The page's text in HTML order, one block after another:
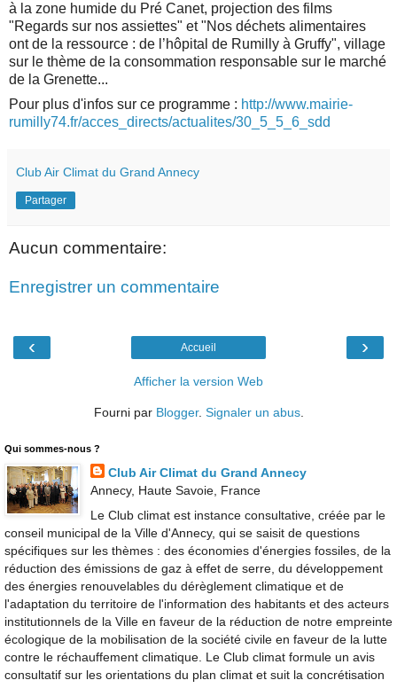
à la zone humide du Pré Canet, projection des films
"Regards sur nos assiettes" et"Nos déchets alimentaires
ont de la ressource : de l’hôpital de Rumilly à Gruffy", village
sur le thème de la consommation responsable sur le marché
de la Grenette...
Pour plus d'infos sur ce programme : http://www.mairie-
rumilly74.fr/acces_directs/actualites/30_5_5_6_sdd
Club Air Climat du Grand Annecy
Partager
Aucun commentaire:
Enregistrer un commentaire
‹ ›
Accueil
Afficher la version Web
Fourni par Blogger. Signaler un abus.
Qui sommes-nous ?
Club Air Climat du Grand Annecy
Annecy, Haute Savoie, France
Le Club climat est instance consultative, créée par le
conseil municipal de la Ville d'Annecy, qui se saisit de questions
spécifiques sur les thèmes : des économies d'énergies fossiles, de la
réduction des émissions de gaz à effet de serre, du développement
des énergies renouvelables du dérèglement climatique et de
l'adaptation du territoire de l'information des habitants et des acteurs
institutionnels de la Ville en faveur de la réduction de notre empreinte
écologique de la mobilisation de la société civile en faveur de la lutte
contre le réchauffement climatique. Le Club climat formule un avis
consultatif sur les orientations du plan climat et suit la concrétisation